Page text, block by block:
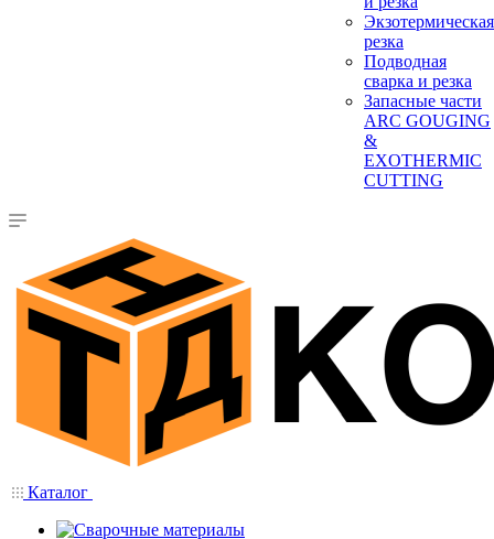
Экзотермическая
резка
Подводная
сварка и резка
Запасные части
ARC GOUGING
&
EXOTHERMIC
CUTTING
Каталог